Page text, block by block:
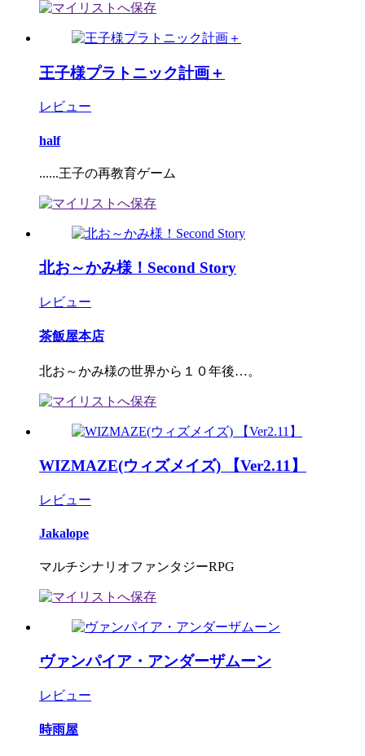
王子様プラトニック計画＋
レビュー
half
......王子の再教育ゲーム
北お～かみ様！Second Story
レビュー
茶飯屋本店
北お～かみ様の世界から１０年後…。
WIZMAZE(ウィズメイズ) 【Ver2.11】
レビュー
Jakalope
マルチシナリオファンタジーRPG
ヴァンパイア・アンダーザムーン
レビュー
時雨屋